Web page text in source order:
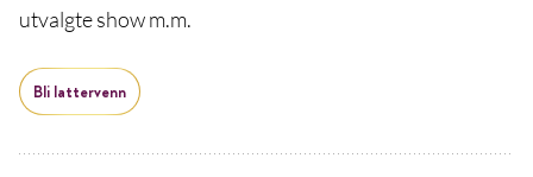
utvalgte show m.m.
Bli lattervenn